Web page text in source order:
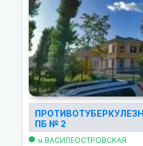
ПБ № 2
м.ВАСИЛЕОСТРОВСКАЯ